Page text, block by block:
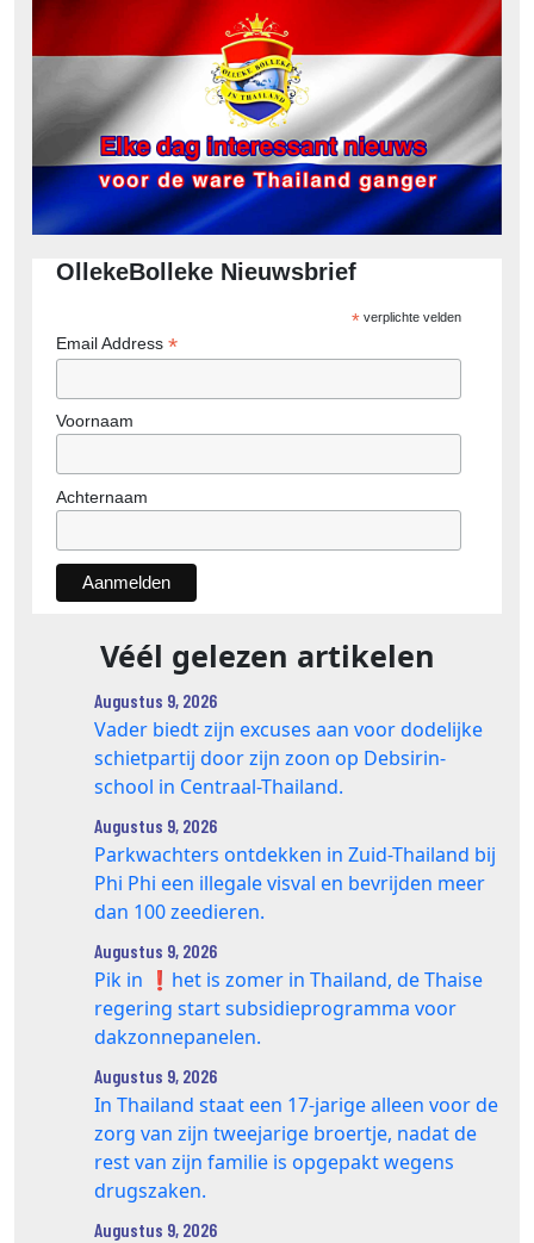
OllekeBolleke Nieuwsbrief
*verplichte velden
Email Address *
Voornaam
Achternaam
Véél gelezen artikelen
Augustus 9, 2026
Vader biedt zijn excuses aan voor dodelijke
schietpartij door zijn zoon op Debsirin-
school in Centraal-Thailand.
Augustus 9, 2026
Parkwachters ontdekken in Zuid-Thailand bij
Phi Phi een illegale visval en bevrijden meer
dan 100 zeedieren.
Augustus 9, 2026
Pik in ❗️het is zomer in Thailand, de Thaise
regering start subsidieprogramma voor
dakzonnepanelen.
Augustus 9, 2026
In Thailand staat een 17‑jarige alleen voor de
zorg van zijn tweejarige broertje, nadat de
rest van zijn familie is opgepakt wegens
drugszaken.
Augustus 9, 2026